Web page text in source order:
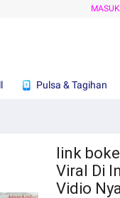
Pulsa & Tagihan
link
Viral Di
Vidio